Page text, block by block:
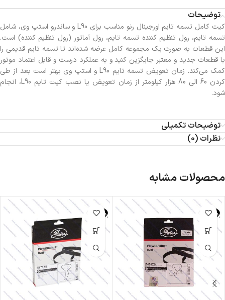
توضیحات
کیت کامل تسمه تایم اورجینال رنو مناسب برای L90 و ساندرو استپ وی، شامل
تسمه تایم، رول تنظیم کننده تسمه تایم، رول آماتور (رول تنظیم کننده) است.
این قطعات به صورت یک مجموعه کامل عرضه شده‌اند تا تسمه تایم قدیمی را
با قطعات جدید و معتبر جایگزین کنید و به عملکرد درست و قابل اعتماد موتور
کمک می‌کند. زمان تعویض تسمه تایم L90 و استپ وی بهتر است بعد از طی
کردن 60 الی 80 هزار کیلومتر از زمان تعویض یا نصب کیت تایم L90، انجام
شود.
توضیحات تکمیلی
نظرات (0)
محصولات مشابه